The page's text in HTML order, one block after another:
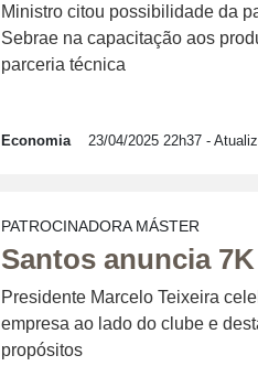
Ministro citou possibilidade da
Sebrae na capacitação aos
parceria técnica
Economia 23/04/2025 22h37 -
PATROCINADORA MÁSTER
Santos anuncia 7K
Presidente Marcelo Teixeira
empresa ao lado do clube e
propósitos